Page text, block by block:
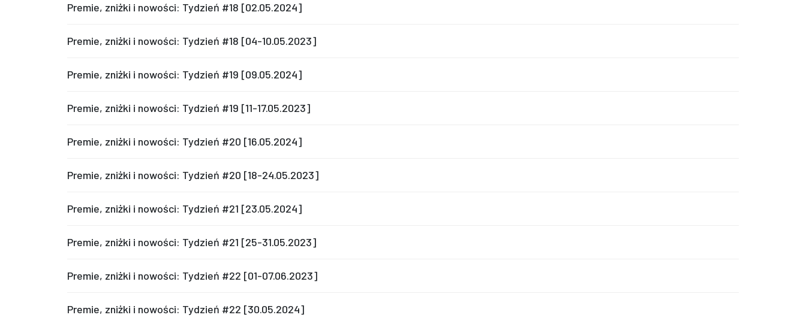
Premie, zniżki i nowości: Tydzień #18 [02.05.2024]
Premie, zniżki i nowości: Tydzień #18 [04-10.05.2023]
Premie, zniżki i nowości: Tydzień #19 [09.05.2024]
Premie, zniżki i nowości: Tydzień #19 [11-17.05.2023]
Premie, zniżki i nowości: Tydzień #20 [16.05.2024]
Premie, zniżki i nowości: Tydzień #20 [18-24.05.2023]
Premie, zniżki i nowości: Tydzień #21 [23.05.2024]
Premie, zniżki i nowości: Tydzień #21 [25-31.05.2023]
Premie, zniżki i nowości: Tydzień #22 [01-07.06.2023]
Premie, zniżki i nowości: Tydzień #22 [30.05.2024]